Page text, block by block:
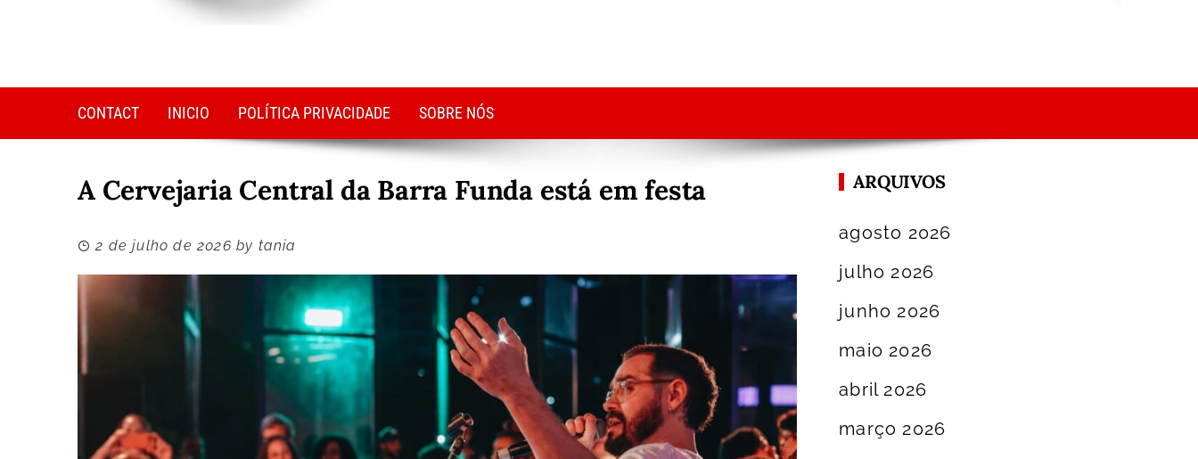
CONTACT INICIO POLÍTICA PRIVACIDADE SOBRE NÓS
A Cervejaria Central da Barra Funda está em festa
2 de julho de 2026 by tania
ARQUIVOS
agosto 2026
julho 2026
junho 2026
maio 2026
abril 2026
março 2026